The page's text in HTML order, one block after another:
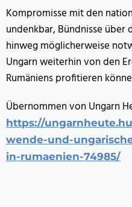
Kompromisse mit den
undenkbar, Bündnisse über
hinweg möglicherweise
Ungarn weiterhin von den
Rumäniens profitieren
Übernommen von Ungarn
https://
wende-und-
in-rumaenien-74985/